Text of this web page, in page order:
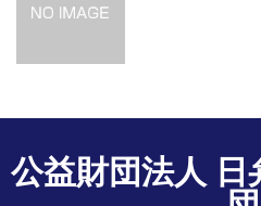
公益財団法人 日